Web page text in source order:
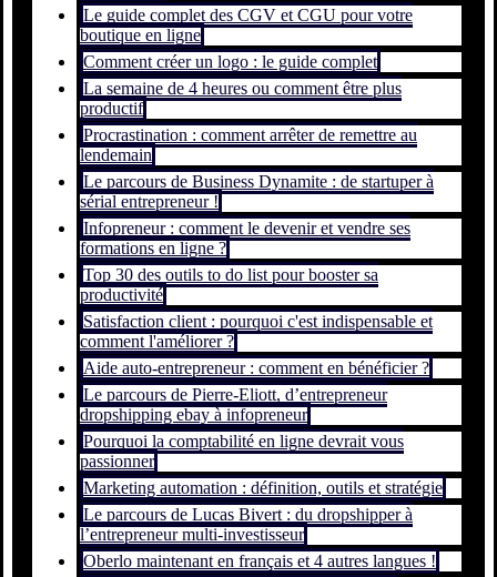
Le guide complet des CGV et CGU pour votre
boutique en ligne
Comment créer un logo : le guide complet
La semaine de 4 heures ou comment être plus
productif
Procrastination : comment arrêter de remettre au
lendemain
Le parcours de Business Dynamite : de startuper à
sérial entrepreneur !
Infopreneur : comment le devenir et vendre ses
formations en ligne ?
Top 30 des outils to do list pour booster sa
productivité
Satisfaction client : pourquoi c'est indispensable et
comment l'améliorer ?
Aide auto-entrepreneur : comment en bénéficier ?
Le parcours de Pierre-Eliott, d’entrepreneur
dropshipping ebay à infopreneur
Pourquoi la comptabilité en ligne devrait vous
passionner
Marketing automation : définition, outils et stratégie
Le parcours de Lucas Bivert : du dropshipper à
l’entrepreneur multi-investisseur
Oberlo maintenant en français et 4 autres langues !